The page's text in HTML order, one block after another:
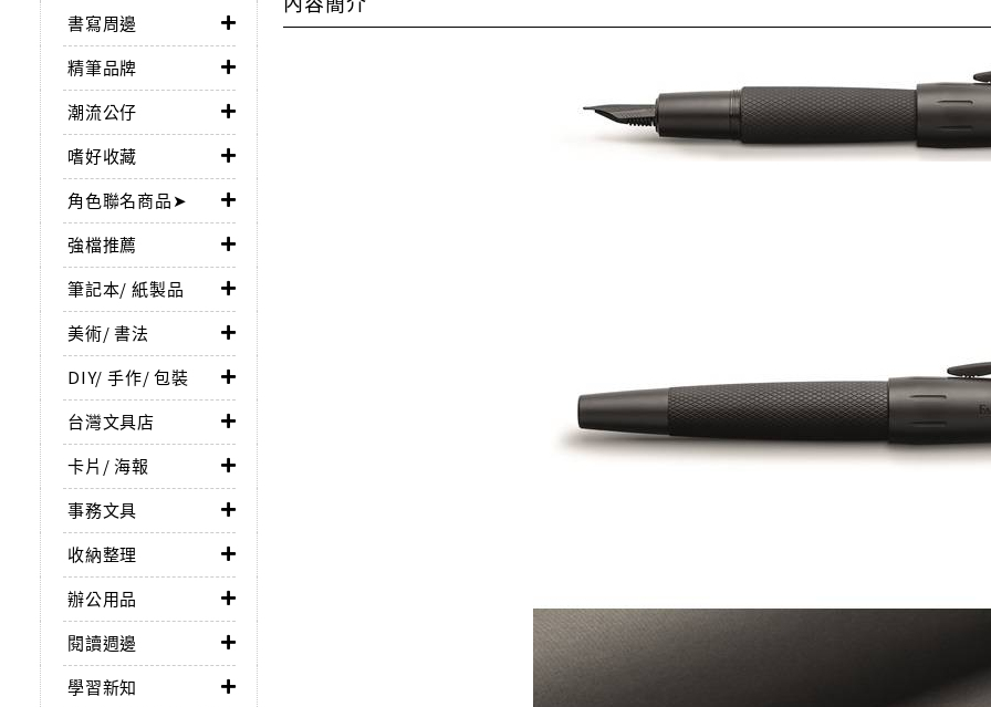
書寫周邊
精筆品牌
潮流公仔
嗜好收藏
角色聯名商品➤
強檔推薦
筆記本/ 紙製品
美術/ 書法
DIY/ 手作/ 包裝
台灣文具店
卡片/ 海報
事務文具
收納整理
辦公用品
閱讀週邊
學習新知